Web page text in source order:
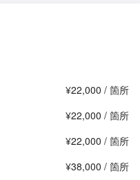
¥22,000 / 箇所
¥22,000 / 箇所
¥22,000 / 箇所
¥38,000 / 箇所